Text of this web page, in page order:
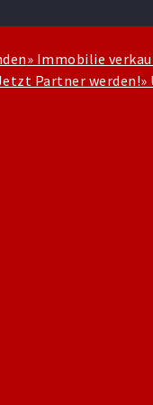
» Immobilie
Partner werden!»